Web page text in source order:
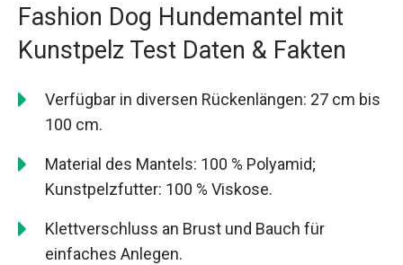
Fashion Dog Hundemantel mit
Kunstpelz Test Daten & Fakten
Verfügbar in diversen Rückenlängen: 27 cm bis
100 cm.
Material des Mantels: 100 % Polyamid;
Kunstpelzfutter: 100 % Viskose.
Klettverschluss an Brust und Bauch für
einfaches Anlegen.